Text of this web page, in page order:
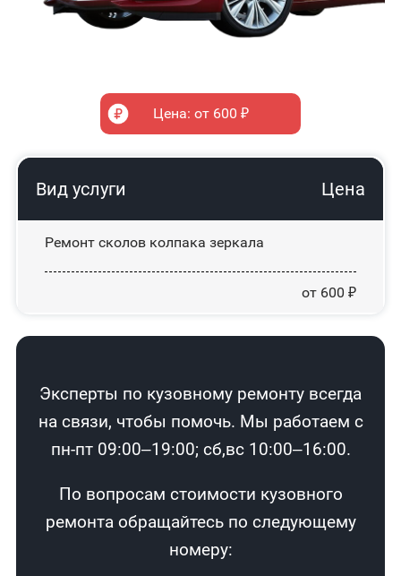
Цена: от 600 ₽
Вид услуги Цена
Ремонт сколов колпака зеркала
от 600 ₽
Эксперты по кузовному ремонту всегда
на связи, чтобы помочь. Мы работаем с
пн-пт 09:00–19:00; сб,вс 10:00–16:00.
По вопросам стоимости кузовного
ремонта обращайтесь по следующему
номеру: